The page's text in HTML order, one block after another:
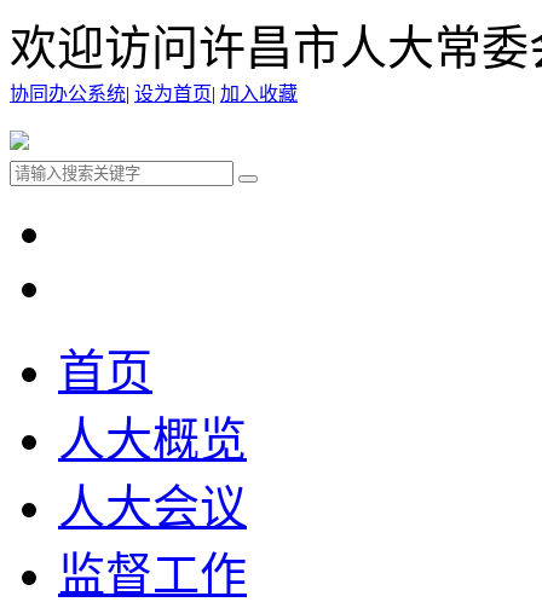
欢迎访问许昌市人大常
协同办公系统| 设为首页| 加入收藏
首页
人大概览
人大会议
监督工作